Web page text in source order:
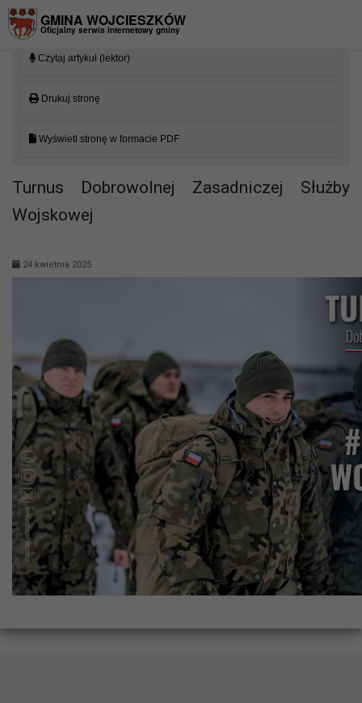
GMINA WOJCIESZKÓW
Oficjalny serwis internetowy gminy
Czytaj artykuł (lektor)
Drukuj stronę
Wyświetl stronę w formacie PDF
Turnus Dobrowolnej Zasadniczej Służby
Wojskowej
24 kwietnia 2025